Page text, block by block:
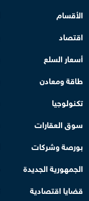
الأقسام
اقتصاد
أسعار السلع
طاقة ومعادن
تكنولوجيا
سوق العقارات
بورصة وشركات
الجمهورية الجديدة
قضايا اقتصادية